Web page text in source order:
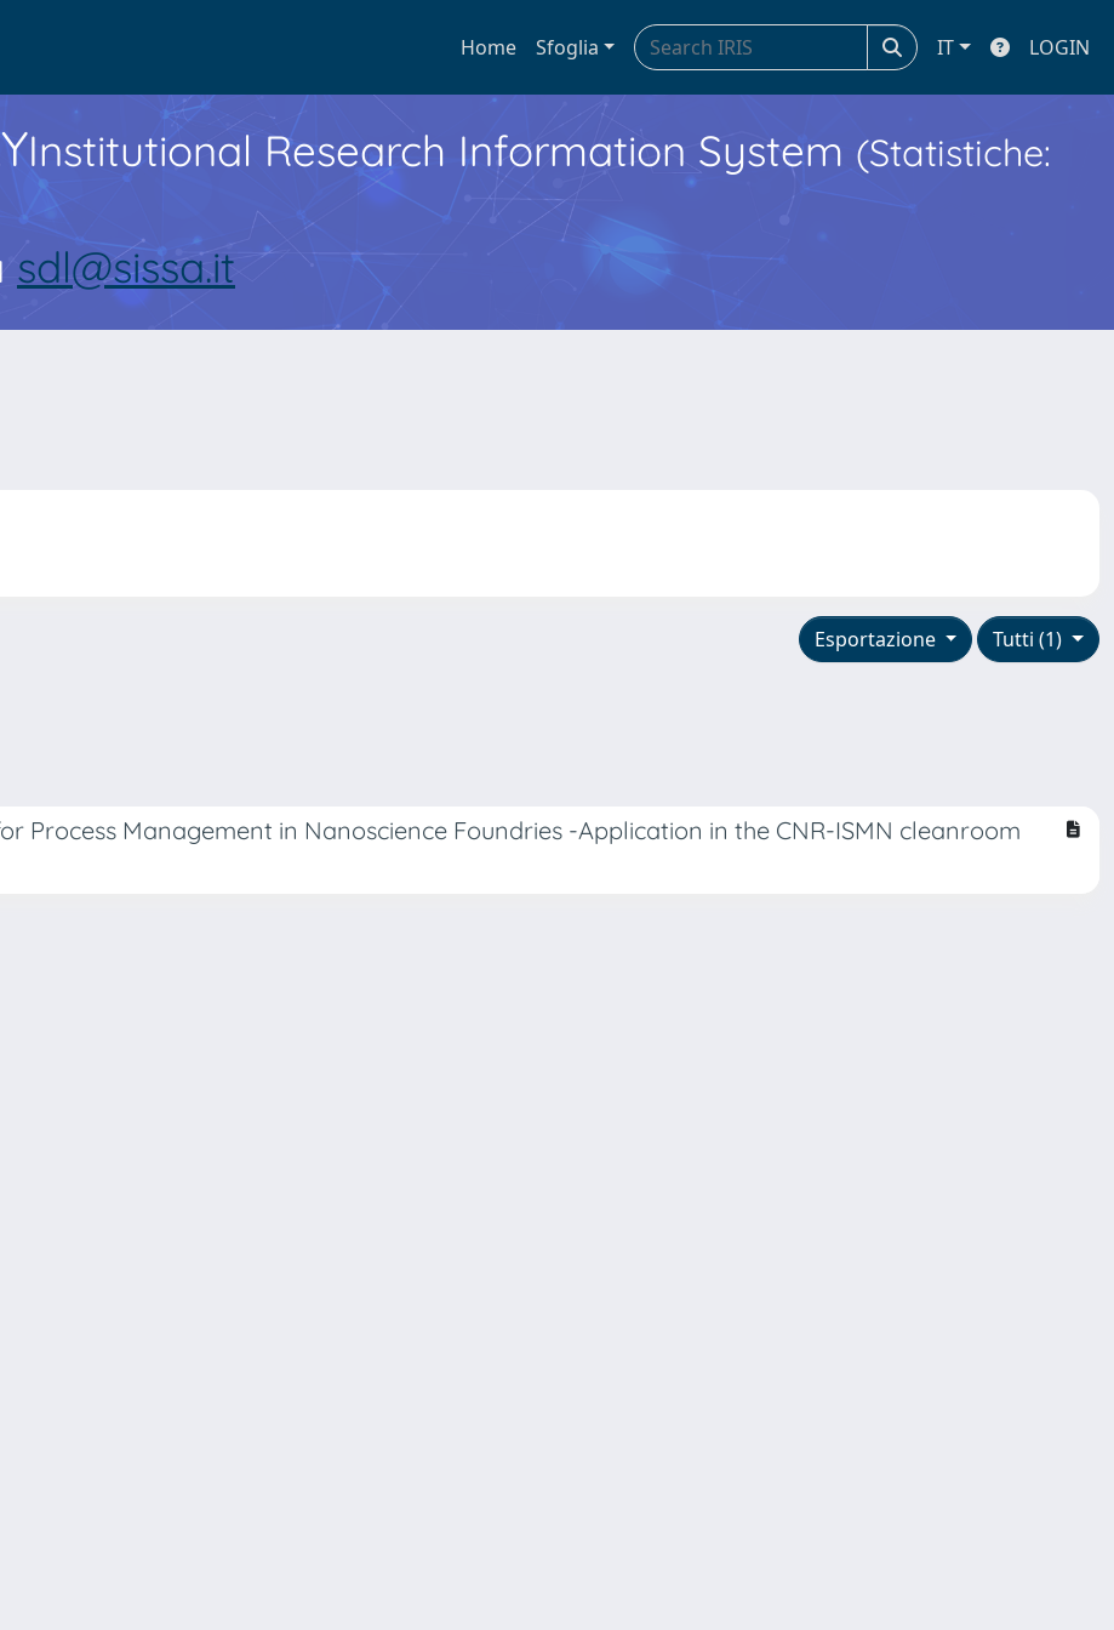
Home Sfoglia IT LOGIN
Institutional Research Information System (Statistiche:
sdl@sissa.it
Tutti (1)
Esportazione
Process Management in Nanoscience Foundries -Application in the CNR-ISMN cleanroom